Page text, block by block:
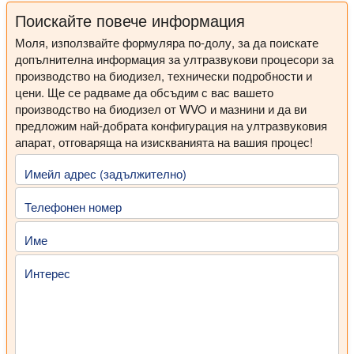
Поискайте повече информация
Моля, използвайте формуляра по-долу, за да поискате
допълнителна информация за ултразвукови процесори за
производство на биодизел, технически подробности и
цени. Ще се радваме да обсъдим с вас вашето
производство на биодизел от WVO и мазнини и да ви
предложим най-добрата конфигурация на ултразвуковия
апарат, отговаряща на изискванията на вашия процес!
Имейл адрес (задължително)
Телефонен номер
Име
Интерес